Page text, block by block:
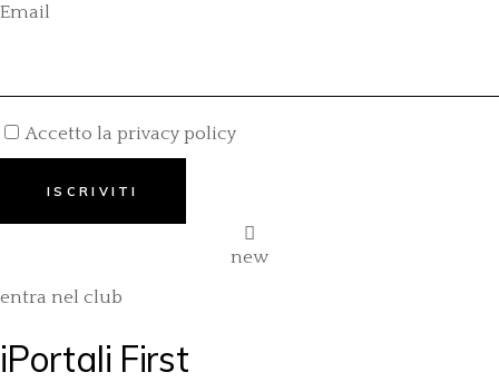
Email
Accetto la privacy policy
new
entra nel club
iPortali First